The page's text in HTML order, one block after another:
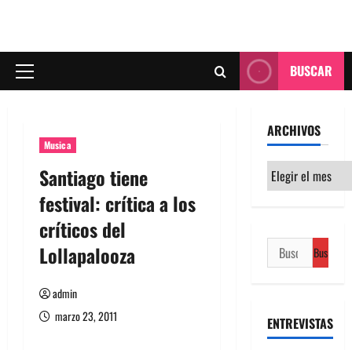
Menú
BUSCAR
Musica
Santiago tiene
festival: crítica a los
críticos del
Lollapalooza
admin
marzo 23, 2011
ARCHIVOS
Archivos
Buscar:
ENTREVISTAS